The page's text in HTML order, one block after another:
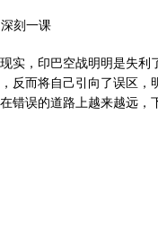
刻一课
实，印巴空战明明是失利
反而将自己引向了误区
错误的道路上越来越远，